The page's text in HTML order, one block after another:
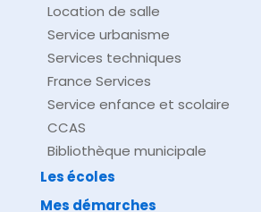
Location de salle
Service urbanisme
Services techniques
France Services
Service enfance et scolaire
CCAS
Bibliothèque municipale
Les écoles
Mes démarches